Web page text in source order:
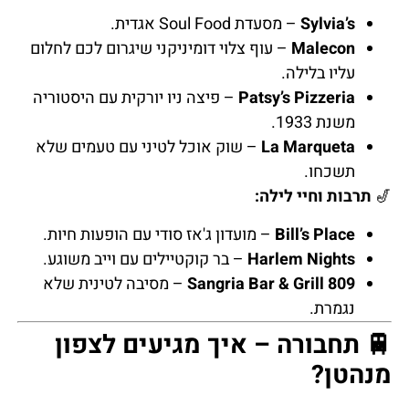
Sylvia’s– מסעדת Soul Food אגדית.
Malecon – עוף צלוי דומיניקני שיגרום לכם לחלום
עליו בלילה.
Patsy’s Pizzeria – פיצה ניו יורקית עם היסטוריה
משנת 1933.
La Marqueta – שוק אוכל לטיני עם טעמים שלא
תשכחו.
🎷 תרבות וחיי לילה:
Bill’s Place – מועדון ג'אז סודי עם הופעות חיות.
Harlem Nights – בר קוקטיילים עם וייב משוגע.
809 Sangria Bar & Grill
– מסיבה לטינית שלא
נגמרת.
🚆 תחבורה – איך מגיעים לצפון
מנהטן?